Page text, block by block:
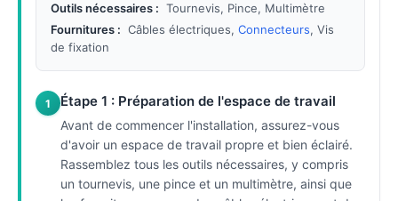
Outils nécessaires : Tournevis, Pince, Multimètre
Fournitures : Câbles électriques, Connecteurs, Vis
de fixation
1 Étape 1 : Préparation de l'espace de travail
Avant de commencer l'installation, assurez-vous
d'avoir un espace de travail propre et bien éclairé.
Rassemblez tous les outils nécessaires, y compris
un tournevis, une pince et un multimètre, ainsi que